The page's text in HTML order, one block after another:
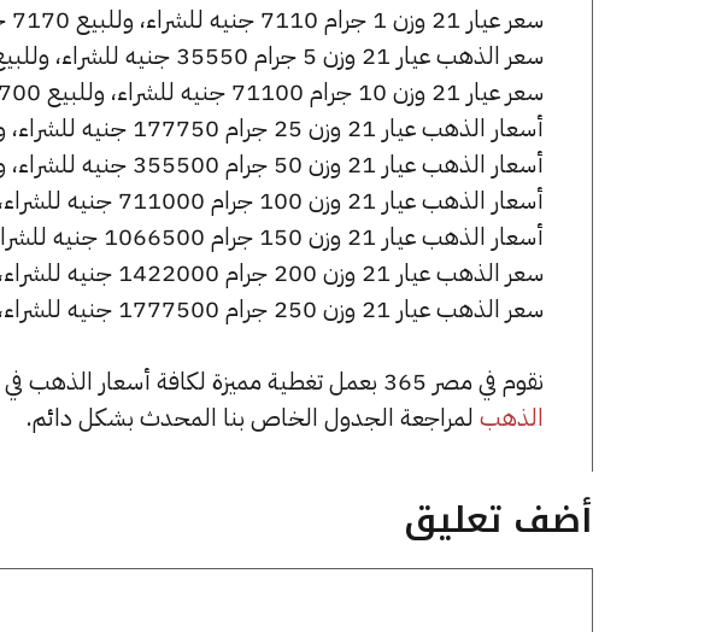
سعر عيار 21 وزن 1 جرام 7110 جنيه للشراء، وللبيع 7170 جنيه.
سعر الذهب عيار 21 وزن 5 جرام 35550 جنيه للشراء، وللبيع 35850 جنيه.
سعر عيار 21 وزن 10 جرام 71100 جنيه للشراء، وللبيع 71700 جنيه.
أسعار الذهب عيار 21 وزن 25 جرام 177750 جنيه للشراء، وللبيع 179250 جنيه.
أسعار الذهب عيار 21 وزن 50 جرام 355500 جنيه للشراء، وللبيع 358500 جنيه.
أسعار الذهب عيار 21 وزن 100 جرام 711000 جنيه للشراء، وللبيع 717000 جنيه.
أسعار الذهب عيار 21 وزن 150 جرام 1066500 جنيه للشراء، وللبيع 1075500 جنيه.
سعر الذهب عيار 21 وزن 200 جرام 1422000 جنيه للشراء، وللبيع 1434000 جنيه.
سعر الذهب عيار 21 وزن 250 جرام 1777500 جنيه للشراء، وللبيع 1792500 جنيه.
نقوم في مصر 365 بعمل تغطية مميزة لكافة أسعار الذهب في مصر، يمكنك الاطلاع على صفحة
الذهب لمراجعة الجدول الخاص بنا المحدث بشكل دائم.
أضف تعليق